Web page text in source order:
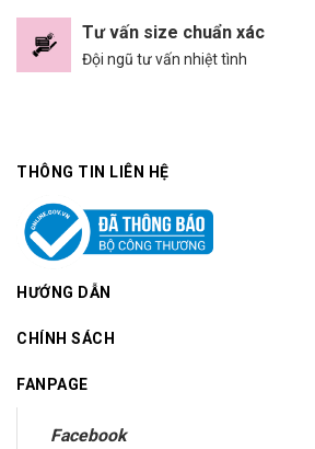
Tư vấn size chuẩn xác
Đội ngũ tư vấn nhiệt tình
THÔNG TIN LIÊN HỆ
HƯỚNG DẪN
CHÍNH SÁCH
FANPAGE
Facebook